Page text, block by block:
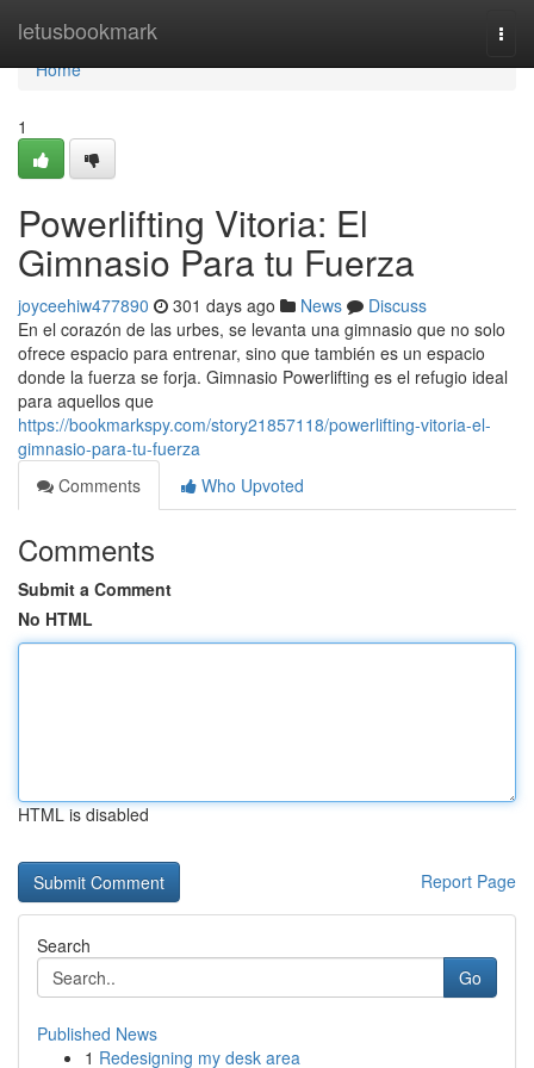
letusbookmark
Home
Home
1
Powerlifting Vitoria: El
Gimnasio Para tu Fuerza
joyceehiw477890 301 days ago News
Discuss
En el corazón de las urbes, se levanta una gimnasio que no solo
ofrece espacio para entrenar, sino que también es un espacio
donde la fuerza se forja. Gimnasio Powerlifting es el refugio ideal
para aquellos que
https://bookmarkspy.com/story21857118/powerlifting-vitoria-el-
gimnasio-para-tu-fuerza
Comments
Who Upvoted
Comments
Submit a Comment
No HTML
HTML is disabled
Report Page
Search
Go
Published News
1 Redesigning my desk area